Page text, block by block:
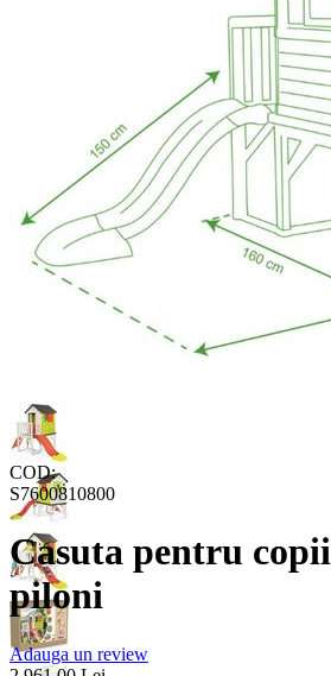
COD:
S7600810800
Casuta pentru
piloni
Adauga un review